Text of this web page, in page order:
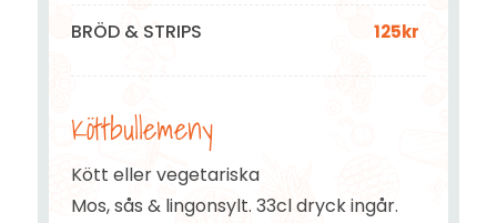
BRÖD & STRIPS 125kr
Köttbullemeny
Kött eller vegetariska
Mos, sås & lingonsylt. 33cl dryck ingår.